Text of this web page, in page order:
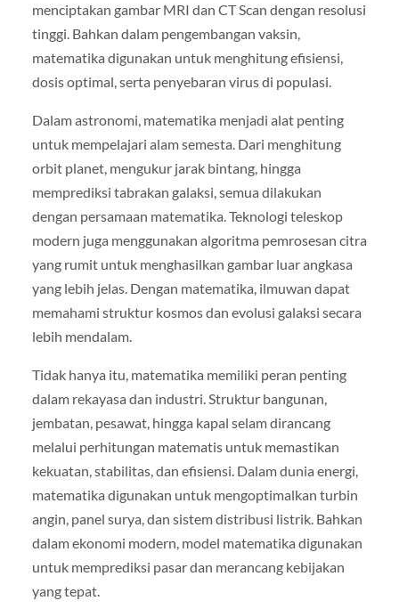
menciptakan gambar MRI dan CT Scan dengan resolusi
tinggi. Bahkan dalam pengembangan vaksin,
matematika digunakan untuk menghitung efisiensi,
dosis optimal, serta penyebaran virus di populasi.
Dalam astronomi, matematika menjadi alat penting
untuk mempelajari alam semesta. Dari menghitung
orbit planet, mengukur jarak bintang, hingga
memprediksi tabrakan galaksi, semua dilakukan
dengan persamaan matematika. Teknologi teleskop
modern juga menggunakan algoritma pemrosesan citra
yang rumit untuk menghasilkan gambar luar angkasa
yang lebih jelas. Dengan matematika, ilmuwan dapat
memahami struktur kosmos dan evolusi galaksi secara
lebih mendalam.
Tidak hanya itu, matematika memiliki peran penting
dalam rekayasa dan industri. Struktur bangunan,
jembatan, pesawat, hingga kapal selam dirancang
melalui perhitungan matematis untuk memastikan
kekuatan, stabilitas, dan efisiensi. Dalam dunia energi,
matematika digunakan untuk mengoptimalkan turbin
angin, panel surya, dan sistem distribusi listrik. Bahkan
dalam ekonomi modern, model matematika digunakan
untuk memprediksi pasar dan merancang kebijakan
yang tepat.